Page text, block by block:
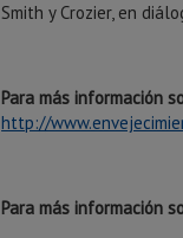
Smith y Crozier, en
Para más información
http://
Para más información